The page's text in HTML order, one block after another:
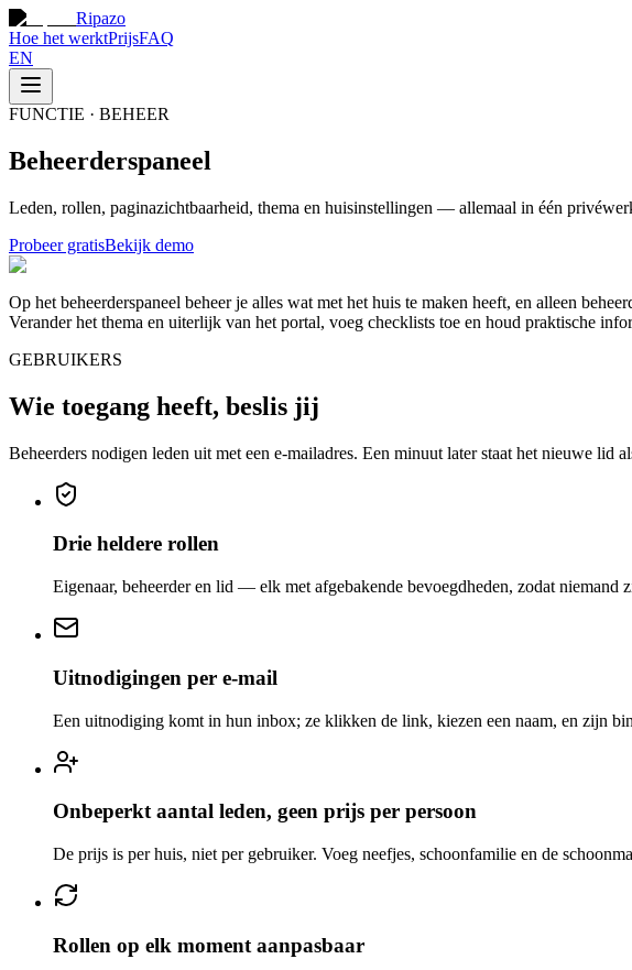
Ripazo
Hoe het werktPrijsFAQ
EN
FUNCTIE · BEHEER
Beheerderspaneel
Leden, rollen, paginazichtbaarheid, thema en huisinstellingen — allemaal in één
Probeer gratisBekijk demo
Op het beheerderspaneel beheer je alles wat met het huis te maken heeft, en alleen
Verander het thema en uiterlijk van het portal, voeg checklists toe en houd praktische
GEBRUIKERS
Wie toegang heeft, beslis jij
Beheerders nodigen leden uit met een e-mailadres. Een minuut later staat het nieuwe
Drie heldere rollen
Eigenaar, beheerder en lid — elk met afgebakende bevoegdheden, zodat niemand
Uitnodigingen per e-mail
Een uitnodiging komt in hun inbox; ze klikken de link, kiezen een naam, en zijn
Onbeperkt aantal leden, geen prijs per persoon
De prijs is per huis, niet per gebruiker. Voeg neefjes, schoonfamilie en de
Rollen op elk moment aanpasbaar